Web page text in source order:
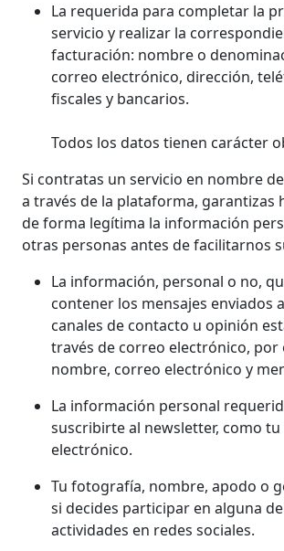
La requerida para completar la
servicio y realizar la
facturación: nombre o
correo electrónico, dirección,
fiscales y bancarios.
Todos los datos tienen carácter
Si contratas un servicio en nombre
a través de la plataforma, garantizas
de forma legítima la información
otras personas antes de facilitarnos
La información, personal o no,
contener los mensajes enviados
canales de contacto u opinión
través de correo electrónico, por
nombre, correo electrónico y
La información personal
suscribirte al newsletter, como
electrónico.
Tu fotografía, nombre, apodo o
si decides participar en alguna
actividades en redes sociales.